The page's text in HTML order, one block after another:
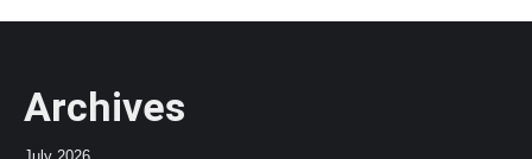
Archives